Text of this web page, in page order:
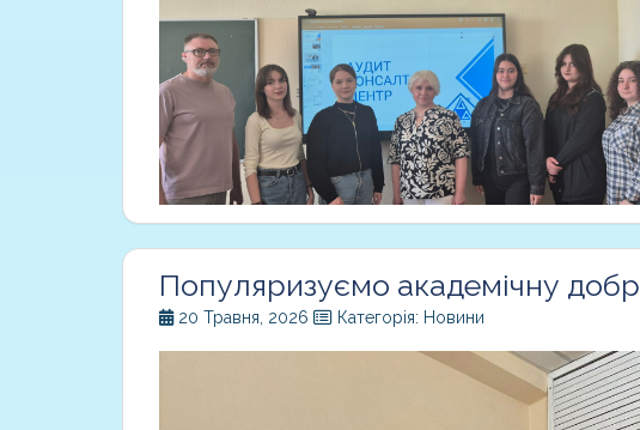
Популяризуємо академічну
20 Травня, 2026 Категорія: Новини